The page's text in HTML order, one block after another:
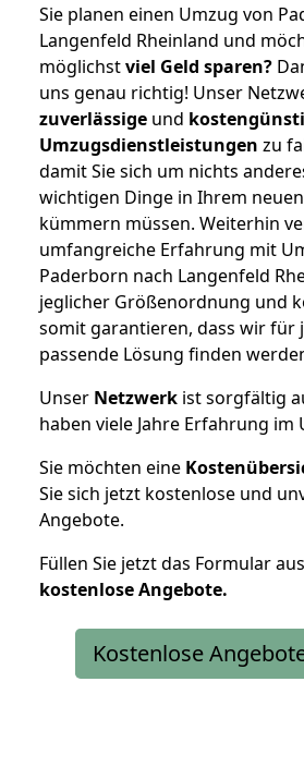
Sie planen einen Umzug von
Langenfeld Rheinland und
möglichstviel Geld sparen?
uns genau richtig! Unser
zuverlässige und
Umzugsdienstleistungen zu
damit Sie sich um nichts
wichtigen Dinge in Ihrem
kümmern müssen. Weiterhin
umfangreiche Erfahrung mit
Paderborn nach Langenfeld
jeglicher Größenordnung und
somit garantieren, dass wir für
passende Lösung finden
Unser Netzwerk ist sorgfältig
haben viele Jahre Erfahrung im
Sie möchten eine
Sie sich jetzt kostenlose und
Angebote.
Füllen Sie jetzt das Formular
kostenloseAngebote.
Kostenlose